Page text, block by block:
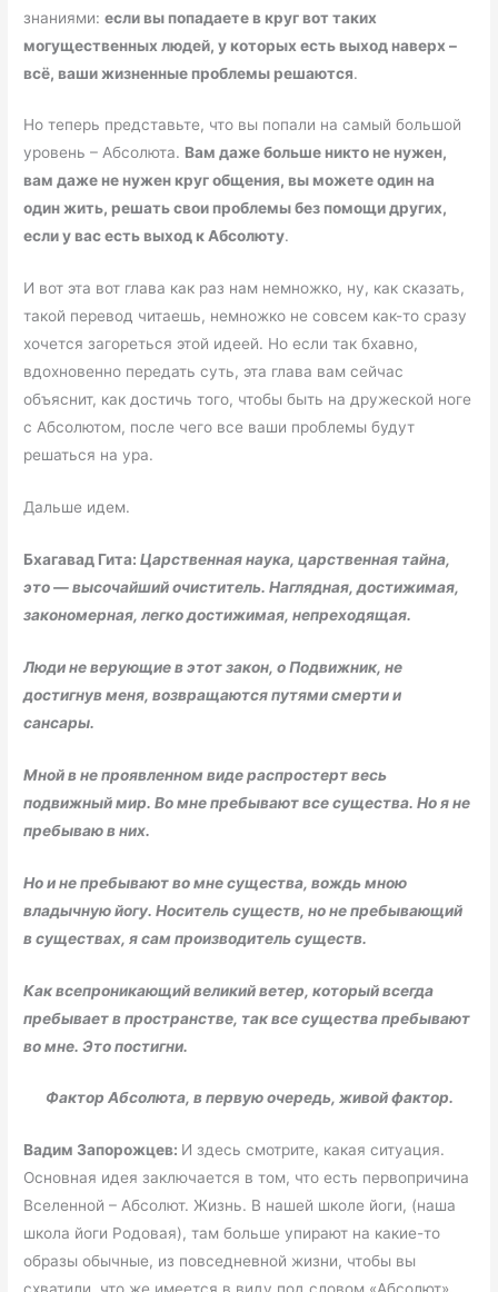
знаниями:если вы попадаете в круг вот таких
могущественных людей, у которых есть выход наверх –
всё, ваши жизненные проблемы решаются.
Но теперь представьте, что вы попали на самый большой
уровень – Абсолюта. Вам даже больше никто не нужен,
вам даже не нужен круг общения, вы можете один на
один жить, решать свои проблемы без помощи других,
если у вас есть выход к Абсолюту.
И вот эта вот глава как раз нам немножко, ну, как сказать,
такой перевод читаешь, немножко не совсем как-то сразу
хочется загореться этой идеей. Но если так бхавно,
вдохновенно передать суть, эта глава вам сейчас
объяснит, как достичь того, чтобы быть на дружеской ноге
с Абсолютом, после чего все ваши проблемы будут
решаться на ура.
Дальше идем.
Бхагавад Гита:Царственная наука, царственная тайна,
это — высочайший очиститель. Наглядная, достижимая,
закономерная, легко достижимая, непреходящая.
Люди не верующие в этот закон, о Подвижник, не
достигнув меня, возвращаются путями смерти и
сансары.
Мной в не проявленном виде распростерт весь
подвижный мир. Во мне пребывают все существа. Но я не
пребываю в них.
Но и не пребывают во мне существа, вождь мною
владычную йогу. Носитель существ, но не пребывающий
в существах, я сам производитель существ.
Как всепроникающий великий ветер, который всегда
пребывает в пространстве, так все существа пребывают
во мне. Это постигни.
Фактор Абсолюта, в первую очередь, живой фактор.
Вадим Запорожцев: И здесь смотрите, какая ситуация.
Основная идея заключается в том, что есть первопричина
Вселенной – Абсолют. Жизнь. В нашей школе йоги, (наша
школа йоги Родовая), там больше упирают на какие-то
образы обычные, из повседневной жизни, чтобы вы